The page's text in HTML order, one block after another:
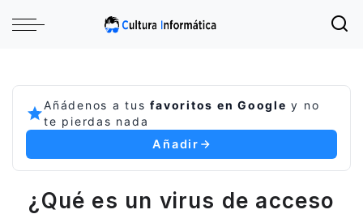
Añádenos a tusfavoritos en Google y no
te pierdas nada
Añadir
¿Qué es un virus de acceso